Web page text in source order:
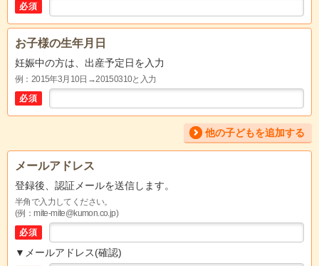
必須
お子様の生年月日
妊娠中の方は、出産予定日を入力
例：2015年3月10日→20150310と入力
必須
他の子どもを追加する
メールアドレス
登録後、認証メールを送信します。
半角で入力してください。
(例：mite-mite@kumon.co.jp)
必須
▼メールアドレス(確認)